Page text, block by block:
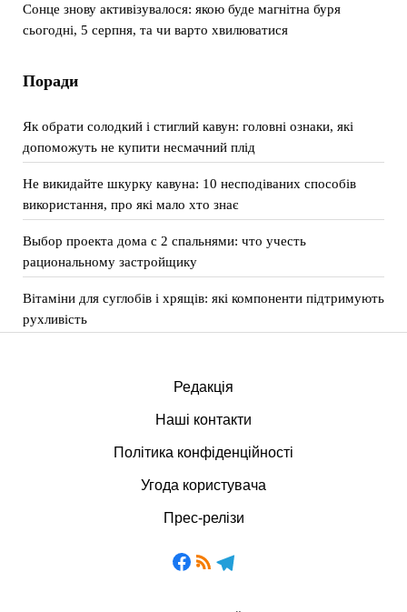
Сонце знову активізувалося: якою буде магнітна буря
сьогодні, 5 серпня, та чи варто хвилюватися
Поради
Як обрати солодкий і стиглий кавун: головні ознаки, які
допоможуть не купити несмачний плід
Не викидайте шкурку кавуна: 10 несподіваних способів
використання, про які мало хто знає
Выбор проекта дома с 2 спальнями: что учесть
рациональному застройщику
Вітаміни для суглобів і хрящів: які компоненти підтримують
рухливість
Редакція
Наші контакти
Політика конфіденційності
Угода користувача
Прес-релізи